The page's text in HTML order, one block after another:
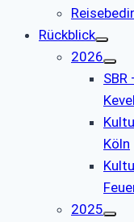
Rückblick
2026
Köln
2025